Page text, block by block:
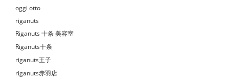
oggi otto
riganuts
Riganuts 十条 美容室
Riganuts十条
riganuts王子
riganuts赤羽店